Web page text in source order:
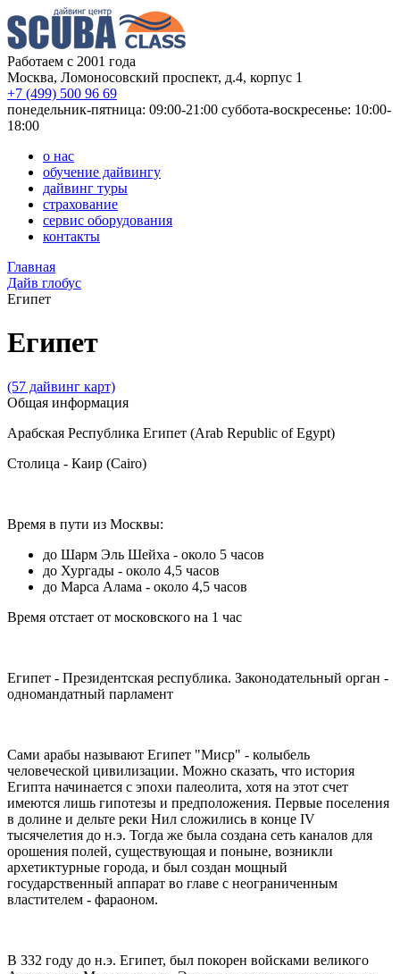
Работаем с 2001 года
Москва, Ломоносовский проспект, д.4, корпус 1
+7 (499) 500 96 69
понедельник-пятница: 09:00-21:00 суббота-воскресенье: 10:00-
18:00
о нас
обучение дайвингу
дайвинг туры
страхование
сервис оборудования
контакты
Главная
Дайв глобус
Египет
Египет
(57 дайвинг карт)
Общая информация
Арабская Республика Египет (Arab Republic of Egypt)
Столица - Каир (Cairo)
Время в пути из Москвы:
до Шарм Эль Шейха - около 5 часов
до Хургады - около 4,5 часов
до Марса Алама - около 4,5 часов
Время отстает от московского на 1 чаc
Египет - Президентская республика. Законодательный орган -
одномандатный парламент
Сами арабы называют Египет "Миср" - колыбель
человеческой цивилизации. Можно сказать, что история
Египта начинается с эпохи палеолита, хотя на этот счет
имеются лишь гипотезы и предположения. Первые поселения
в долине и дельте реки Нил сложились в конце IV
тысячелетия до н.э. Тогда же была создана сеть каналов для
орошения полей, существующая и поныне, возникли
архетиктурные города, и был создан мощный
государственный аппарат во главе с неограниченным
властителем - фараоном.
В 332 году до н.э. Египет, был покорен войсками великого